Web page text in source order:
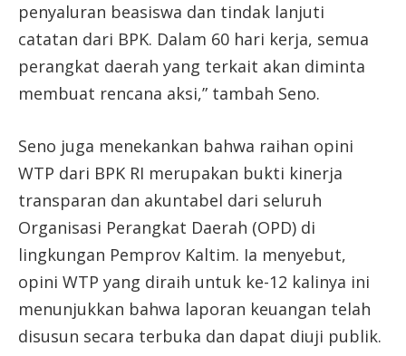
penyaluran beasiswa dan tindak lanjuti
catatan dari BPK. Dalam 60 hari kerja, semua
perangkat daerah yang terkait akan diminta
membuat rencana aksi,” tambah Seno.
Seno juga menekankan bahwa raihan opini
WTP dari BPK RI merupakan bukti kinerja
transparan dan akuntabel dari seluruh
Organisasi Perangkat Daerah (OPD) di
lingkungan Pemprov Kaltim. Ia menyebut,
opini WTP yang diraih untuk ke-12 kalinya ini
menunjukkan bahwa laporan keuangan telah
disusun secara terbuka dan dapat diuji publik.